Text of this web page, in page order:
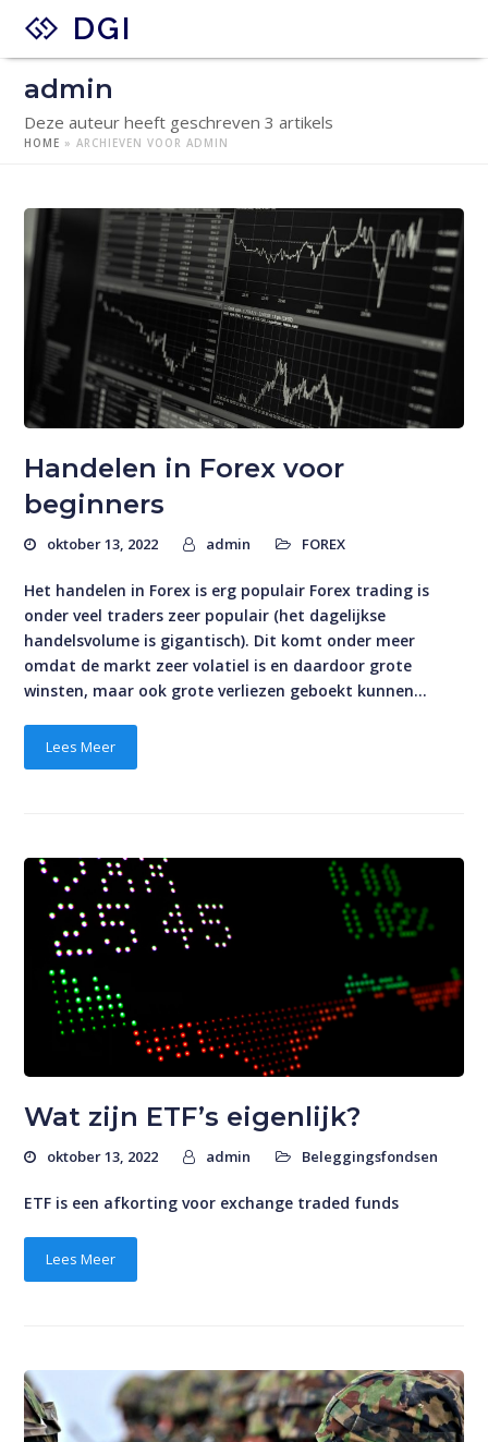
DGI
admin
Deze auteur heeft geschreven 3 artikels
HOME »ARCHIEVEN VOOR ADMIN
Handelen in Forex voor
beginners
oktober 13, 2022 admin FOREX
Het handelen in Forex is erg populair Forex trading is
onder veel traders zeer populair (het dagelijkse
handelsvolume is gigantisch). Dit komt onder meer
omdat de markt zeer volatiel is en daardoor grote
winsten, maar ook grote verliezen geboekt kunnen…
Lees Meer
Wat zijn ETF’s eigenlijk?
oktober 13, 2022 admin Beleggingsfondsen
ETF is een afkorting voor exchange traded funds
Lees Meer